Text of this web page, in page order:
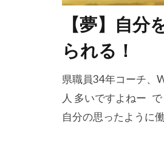
【夢】自
られる！
県職員34年コーチ、
人 多いですよねー
自分の思ったように